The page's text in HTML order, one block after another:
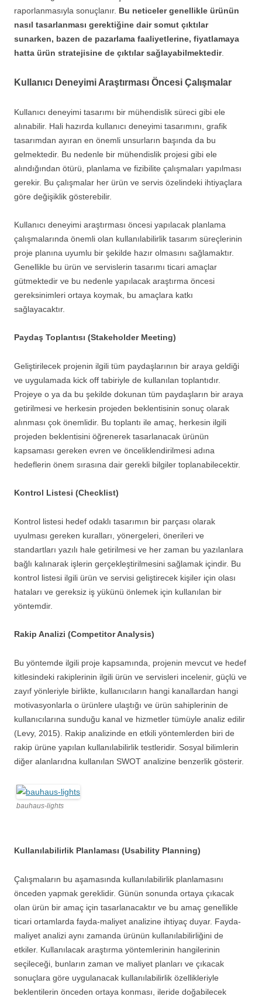
raporlanmasıyla sonuçlanır. Bu neticeler genellikle ürünün
nasıl tasarlanması gerektiğine dair somut çıktılar
sunarken, bazen de pazarlama faaliyetlerine, fiyatlamaya
hatta ürün stratejisine de çıktılar sağlayabilmektedir.
Kullanıcı Deneyimi Araştırması Öncesi Çalışmalar
Kullanıcı deneyimi tasarımı bir mühendislik süreci gibi ele
alınabilir. Hali hazırda kullanıcı deneyimi tasarımını, grafik
tasarımdan ayıran en önemli unsurların başında da bu
gelmektedir. Bu nedenle bir mühendislik projesi gibi ele
alındığından ötürü, planlama ve fizibilite çalışmaları yapılması
gerekir. Bu çalışmalar her ürün ve servis özelindeki ihtiyaçlara
göre değişiklik gösterebilir.
Kullanıcı deneyimi araştırması öncesi yapılacak planlama
çalışmalarında önemli olan kullanılabilirlik tasarım süreçlerinin
proje planına uyumlu bir şekilde hazır olmasını sağlamaktır.
Genellikle bu ürün ve servislerin tasarımı ticari amaçlar
gütmektedir ve bu nedenle yapılacak araştırma öncesi
gereksinimleri ortaya koymak, bu amaçlara katkı
sağlayacaktır.
Paydaş Toplantısı (Stakeholder Meeting)
Geliştirilecek projenin ilgili tüm paydaşlarının bir araya geldiği
ve uygulamada kick off tabiriyle de kullanılan toplantıdır.
Projeye o ya da bu şekilde dokunan tüm paydaşların bir araya
getirilmesi ve herkesin projeden beklentisinin sonuç olarak
alınması çok önemlidir. Bu toplantı ile amaç, herkesin ilgili
projeden beklentisini öğrenerek tasarlanacak ürünün
kapsaması gereken evren ve önceliklendirilmesi adına
hedeflerin önem sırasına dair gerekli bilgiler toplanabilecektir.
Kontrol Listesi (Checklist)
Kontrol listesi hedef odaklı tasarımın bir parçası olarak
uyulması gereken kuralları, yönergeleri, önerileri ve
standartları yazılı hale getirilmesi ve her zaman bu yazılanlara
bağlı kalınarak işlerin gerçekleştirilmesini sağlamak içindir. Bu
kontrol listesi ilgili ürün ve servisi geliştirecek kişiler için olası
hataları ve gereksiz iş yükünü önlemek için kullanılan bir
yöntemdir.
Rakip Analizi (Competitor Analysis)
Bu yöntemde ilgili proje kapsamında, projenin mevcut ve hedef
kitlesindeki rakiplerinin ilgili ürün ve servisleri incelenir, güçlü ve
zayıf yönleriyle birlikte, kullanıcıların hangi kanallardan hangi
motivasyonlarla o ürünlere ulaştığı ve ürün sahiplerinin de
kullanıcılarına sunduğu kanal ve hizmetler tümüyle analiz edilir
(Levy, 2015). Rakip analizinde en etkili yöntemlerden biri de
rakip ürüne yapılan kullanılabilirlik testleridir. Sosyal bilimlerin
diğer alanlarıdna kullanılan SWOT analizine benzerlik gösterir.
bauhaus-lights
Kullanılabilirlik Planlaması (Usability Planning)
Çalışmaların bu aşamasında kullanılabilirlik planlamasını
önceden yapmak gereklidir. Günün sonunda ortaya çıkacak
olan ürün bir amaç için tasarlanacaktır ve bu amaç genellikle
ticari ortamlarda fayda-maliyet analizine ihtiyaç duyar. Fayda-
maliyet analizi aynı zamanda ürünün kullanılabilirliğini de
etkiler. Kullanılacak araştırma yöntemlerinin hangilerinin
seçileceği, bunların zaman ve maliyet planları ve çıkacak
sonuçlara göre uygulanacak kullanılabilirlik özellikleriyle
beklentilerin önceden ortaya konması, ileride doğabilecek